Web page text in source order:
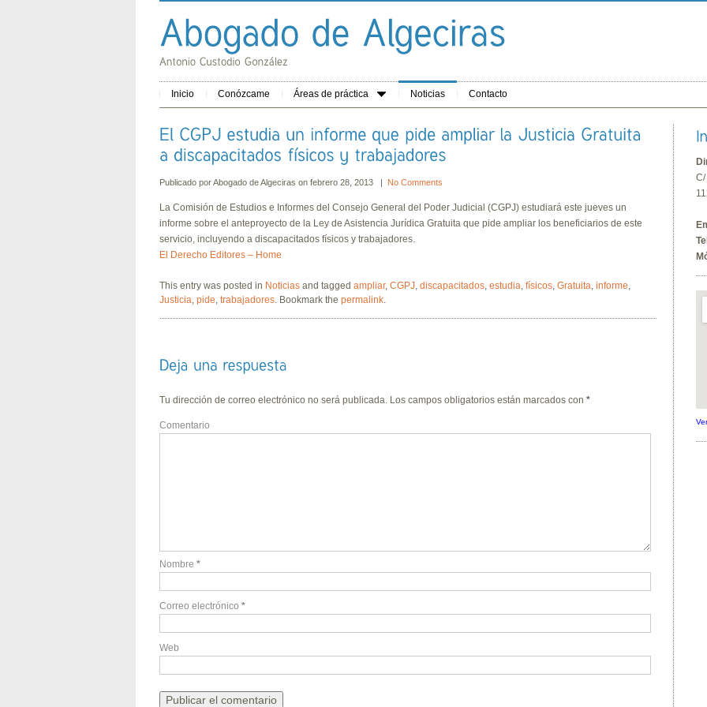
Inicio Conózcame Áreas de práctica Noticias Contacto
Publicado porAbogado de Algeciras on febrero 28, 2013 | No Comments
La Comisión de Estudios e Informes del Consejo General del Poder Judicial (CGPJ) estudiará este jueves un
informe sobre el anteproyecto de la Ley de Asistencia Jurídica Gratuita que pide ampliar los beneficiarios de este
servicio, incluyendo a discapacitados físicos y trabajadores.
El Derecho Editores – Home
This entry was posted in Noticias and tagged ampliar, CGPJ, discapacitados, estudia, físicos, Gratuita, informe,
Justicia, pide, trabajadores. Bookmark the permalink.
Tu dirección de correo electrónico no será publicada. Los campos obligatorios están marcados con *
Comentario
Nombre *
Correo electrónico *
Web
C/